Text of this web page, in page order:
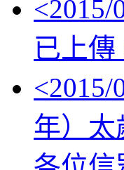
<2015/
已上
<2015/
年）太